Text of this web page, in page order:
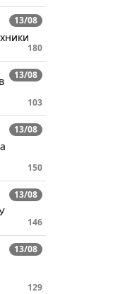
13/08
180
13/08
103
13/08
150
13/08
146
13/08
129